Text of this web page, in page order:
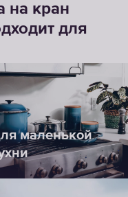
на кран
для
маленькой